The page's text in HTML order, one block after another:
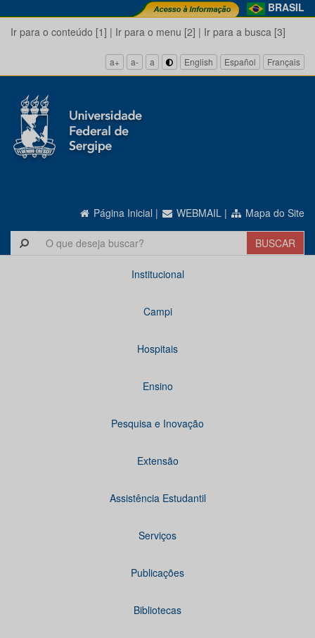
BRASIL
Ir para o conteúdo [1] | Ir para o menu [2] | Ir para a busca [3]
a+ a- a English Español Français
Página Inicial | WEBMAIL | Mapa do Site
Institucional
Campi
Hospitais
Ensino
Pesquisa e Inovação
Extensão
Assistência Estudantil
Serviços
Publicações
Bibliotecas